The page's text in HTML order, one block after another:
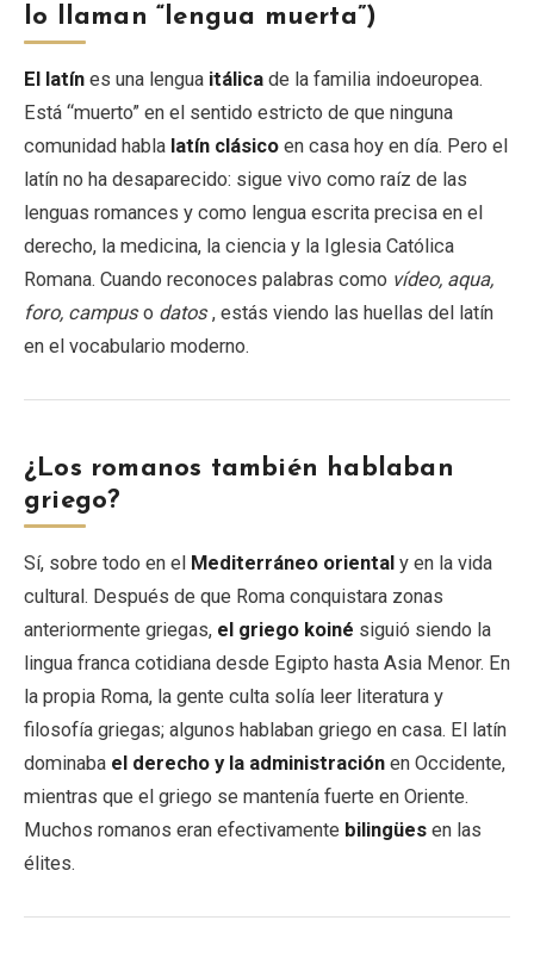
lo llaman “lengua muerta”)
El latín es una lengua itálica de la familia indoeuropea.
Está “muerto” en el sentido estricto de que ninguna
comunidad habla latín clásico en casa hoy en día. Pero el
latín no ha desaparecido: sigue vivo como raíz de las
lenguas romances y como lengua escrita precisa en el
derecho, la medicina, la ciencia y la Iglesia Católica
Romana. Cuando reconoces palabras como vídeo, aqua,
foro, campuso datos, estás viendo las huellas del latín
en el vocabulario moderno.
¿Los romanos también hablaban
griego?
Sí, sobre todo en el Mediterráneo oriental y en la vida
cultural. Después de que Roma conquistara zonas
anteriormente griegas, el griego koiné siguió siendo la
lingua franca cotidiana desde Egipto hasta Asia Menor. En
la propia Roma, la gente culta solía leer literatura y
filosofía griegas; algunos hablaban griego en casa. El latín
dominaba el derecho y la administración en Occidente,
mientras que el griego se mantenía fuerte en Oriente.
Muchos romanos eran efectivamente bilingües en las
élites.